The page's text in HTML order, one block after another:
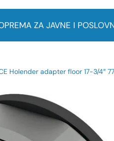
ZA JAVNE I
Holender adapter floor 17-3/4″